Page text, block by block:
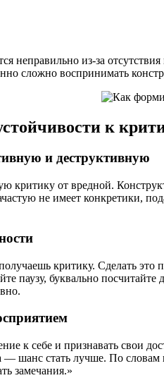
неправильно из-за
сложно воспринимать
к
и деструктивную
критику от вредной.
не имеет конкретики,
критику. Сделать
паузу, буквально
к себе и признавать свои
шанс стать лучше. По
замечания.»